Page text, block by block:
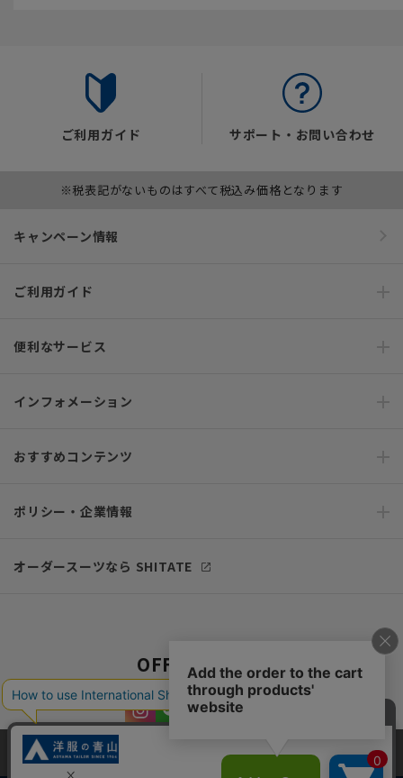
ご利用ガイド サポート・お問い合わせ
※税表記がないものはすべて税込み価格となります
キャンペーン情報
ご利用ガイド
便利なサービス
インフォメーション
おすすめコンテンツ
ポリシー・企業情報
オーダースーツなら SHITATE
OFFICIAL SNS